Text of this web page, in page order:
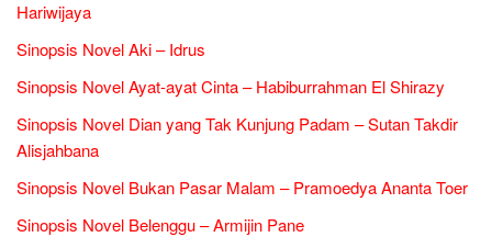
Hariwijaya
Sinopsis Novel Aki – Idrus
Sinopsis Novel Ayat-ayat Cinta – Habiburrahman El Shirazy
Sinopsis Novel Dian yang Tak Kunjung Padam – Sutan Takdir
Alisjahbana
Sinopsis Novel Bukan Pasar Malam – Pramoedya Ananta Toer
Sinopsis Novel Belenggu – Armijin Pane